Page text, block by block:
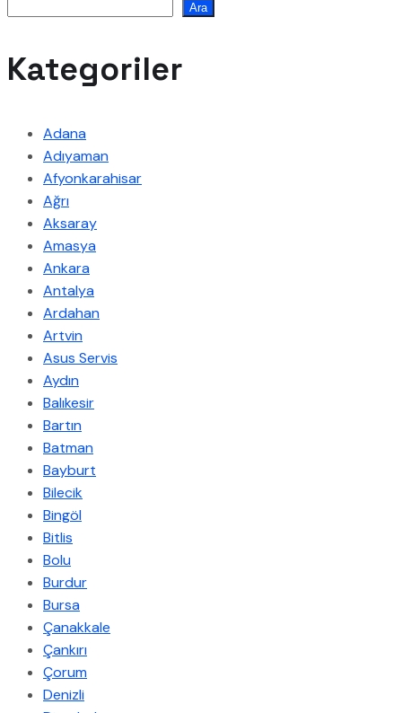
Ara
Kategoriler
Adana
Adıyaman
Afyonkarahisar
Ağrı
Aksaray
Amasya
Ankara
Antalya
Ardahan
Artvin
Asus Servis
Aydın
Balıkesir
Bartın
Batman
Bayburt
Bilecik
Bingöl
Bitlis
Bolu
Burdur
Bursa
Çanakkale
Çankırı
Çorum
Denizli